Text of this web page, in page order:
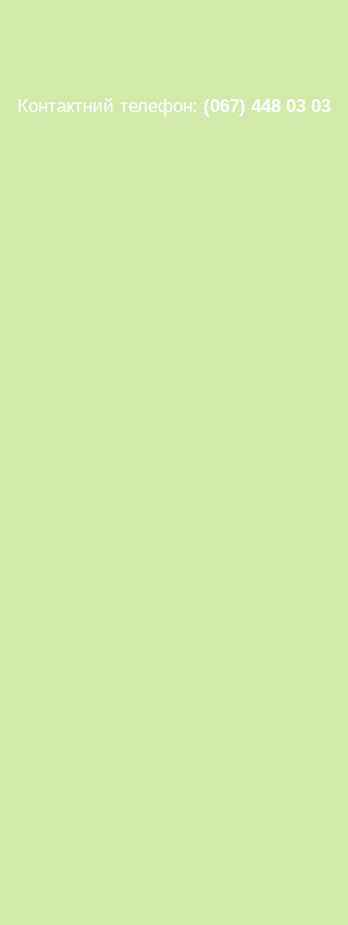
Контактний телефон: (067) 448 03 03